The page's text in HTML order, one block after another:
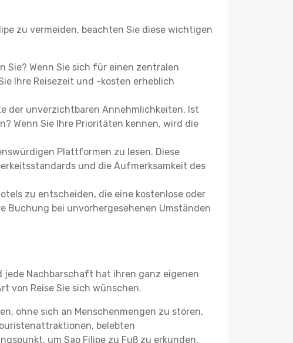
zu vermeiden, beachten Sie diese wichtigen
Sie? Wenn Sie sich für einen zentralen
Ihre Reisezeit und -kosten erheblich
der unverzichtbaren Annehmlichkeiten. Ist
Wenn Sie Ihre Prioritäten kennen, wird die
Plattformen zu lesen. Diese
und die Aufmerksamkeit des
zu entscheiden, die eine kostenlose oder
Buchung bei unvorhergesehenen Umständen
jede Nachbarschaft hat ihren ganz eigenen
von Reise Sie sich wünschen.
ohne sich an Menschenmengen zu stören,
belebten
um Sao Filipe zu Fuß zu erkunden.